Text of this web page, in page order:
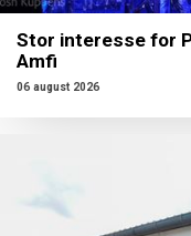
Stor interesse for
Amfi
06 august 2026